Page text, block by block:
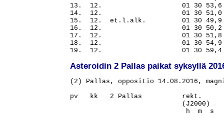
Asteroidin 2 Pallas paikat syksyllä
(2) Pallas, oppositio 14.08.2016,
pv   kk   2 Pallas          rekt.
(J2000)
h  m  s